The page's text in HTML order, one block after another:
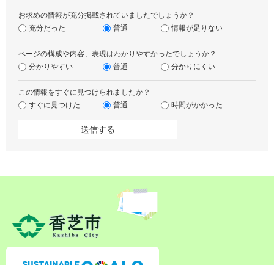
お求めの情報が充分掲載されていましたでしょうか？
充分だった
普通 情報が足りない
ページの構成や内容、表現はわかりやすかったでしょうか？
分かりやすい
普通 分かりにくい
この情報をすぐに見つけられましたか？
すぐに見つけた
普通 時間がかかった